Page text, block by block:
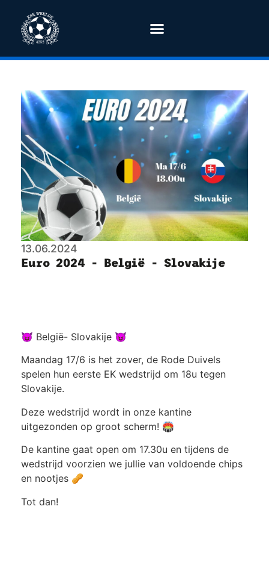
13.06.2024
Euro 2024 - België - Slovakije
😈 België- Slovakije 😈
Maandag 17/6 is het zover, de Rode Duivels
spelen hun eerste EK wedstrijd om 18u tegen
Slovakije.
Deze wedstrijd wordt in onze kantine
uitgezonden op groot scherm! 🏟️
De kantine gaat open om 17.30u en tijdens de
wedstrijd voorzien we jullie van voldoende chips
en nootjes 🥜
Tot dan!